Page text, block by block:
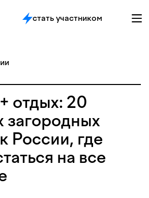
стать участником
отдых: 20
загородных
России, где
на все